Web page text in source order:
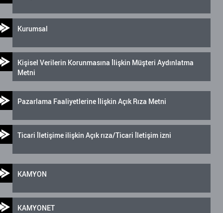
Kurumsal
Kişisel Verilerin Korunmasına İlişkin Müşteri Aydınlatma
Metni
Pazarlama Faaliyetlerine İlişkin Açık Rıza Metni
Ticari İletişime ilişkin Açık rıza/Ticari İletişim izni
KAMYON
KAMYONET